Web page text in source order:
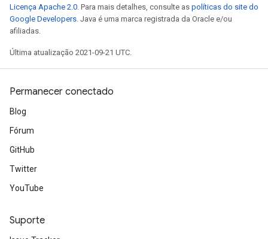
Licença Apache 2.0. Para mais detalhes, consulte as políticas do site do
Google Developers. Java é uma marca registrada da Oracle e/ou
afiliadas.
Última atualização 2021-09-21 UTC.
Permanecer conectado
Blog
Fórum
GitHub
Twitter
YouTube
Suporte